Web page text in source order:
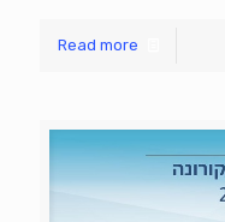
Read more